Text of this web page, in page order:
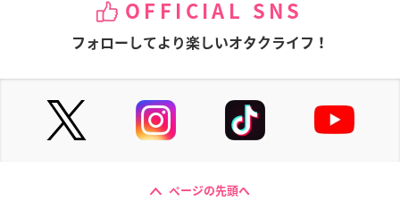
OFFICIAL SNS
フォローしてより楽しいオタクライフ！
ページの先頭へ